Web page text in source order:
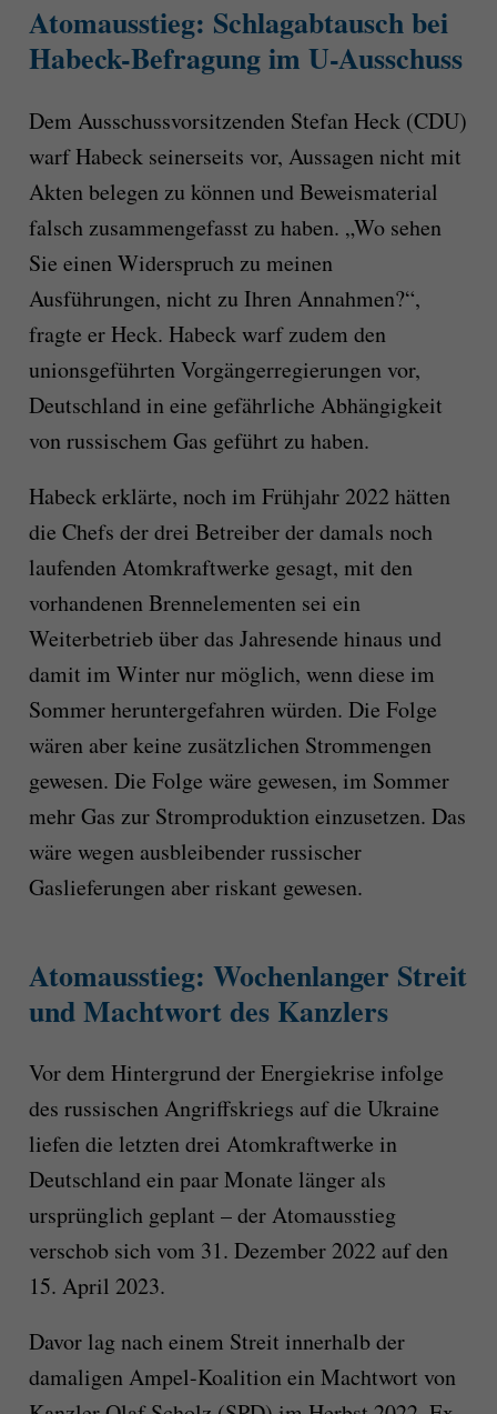
Atomausstieg: Schlagabtausch bei
Habeck-Befragung im U-Ausschuss
Dem Ausschussvorsitzenden Stefan Heck (CDU)
warf Habeck seinerseits vor, Aussagen nicht mit
Akten belegen zu können und Beweismaterial
falsch zusammengefasst zu haben. „Wo sehen
Sie einen Widerspruch zu meinen
Ausführungen, nicht zu Ihren Annahmen?“,
fragte er Heck. Habeck warf zudem den
unionsgeführten Vorgängerregierungen vor,
Deutschland in eine gefährliche Abhängigkeit
von russischem Gas geführt zu haben.
Habeck erklärte, noch im Frühjahr 2022 hätten
die Chefs der drei Betreiber der damals noch
laufenden Atomkraftwerke gesagt, mit den
vorhandenen Brennelementen sei ein
Weiterbetrieb über das Jahresende hinaus und
damit im Winter nur möglich, wenn diese im
Sommer heruntergefahren würden. Die Folge
wären aber keine zusätzlichen Strommengen
gewesen. Die Folge wäre gewesen, im Sommer
mehr Gas zur Stromproduktion einzusetzen. Das
wäre wegen ausbleibender russischer
Gaslieferungen aber riskant gewesen.
Atomausstieg: Wochenlanger Streit
und Machtwort des Kanzlers
Vor dem Hintergrund der Energiekrise infolge
des russischen Angriffskriegs auf die Ukraine
liefen die letzten drei Atomkraftwerke in
Deutschland ein paar Monate länger als
ursprünglich geplant – der Atomausstieg
verschob sich vom 31. Dezember 2022 auf den
15. April 2023.
Davor lag nach einem Streit innerhalb der
damaligen Ampel-Koalition ein Machtwort von